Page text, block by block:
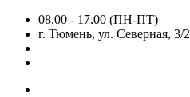
08.00 - 17.00 (ПН-ПТ)
г. Тюмень, ул. Северная, 3/2